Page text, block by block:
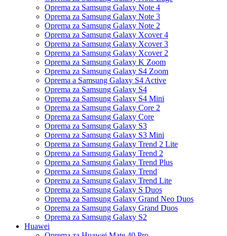
Oprema za Samsung Galaxy Note 4
Oprema za Samsung Galaxy Note 3
Oprema za Samsung Galaxy Note 2
Oprema za Samsung Galaxy Xcover 4
Oprema za Samsung Galaxy Xcover 3
Oprema za Samsung Galaxy Xcover 2
Oprema za Samsung Galaxy K Zoom
Oprema za Samsung Galaxy S4 Zoom
Oprema a Samsung Galaxy S4 Active
Oprema za Samsung Galaxy S4
Oprema za Samsung Galaxy S4 Mini
Oprema za Samsung Galaxy Core 2
Oprema za Samsung Galaxy Core
Oprema za Samsung Galaxy S3
Oprema za Samsung Galaxy S3 Mini
Oprema za Samsung Galaxy Trend 2 Lite
Oprema za Samsung Galaxy Trend 2
Oprema za Samsung Galaxy Trend Plus
Oprema za Samsung Galaxy Trend
Oprema za Samsung Galaxy Trend Lite
Oprema za Samsung Galaxy S Duos
Oprema za Samsung Galaxy Grand Neo Duos
Oprema za Samsung Galaxy Grand Duos
Oprema za Samsung Galaxy S2
Huawei